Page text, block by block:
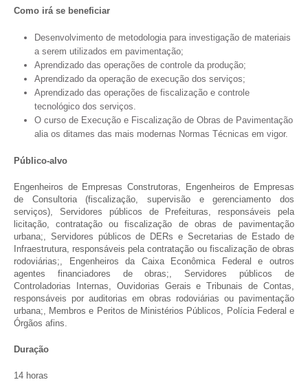
Como irá se beneficiar
Desenvolvimento de metodologia para investigação de materiais
a serem utilizados em pavimentação;
Aprendizado das operações de controle da produção;
Aprendizado da operação de execução dos serviços;
Aprendizado das operações de fiscalização e controle
tecnológico dos serviços.
O curso de Execução e Fiscalização de Obras de Pavimentação
alia os ditames das mais modernas Normas Técnicas em vigor.
Público-alvo
Engenheiros de Empresas Construtoras, Engenheiros de Empresas
de Consultoria (fiscalização, supervisão e gerenciamento dos
serviços), Servidores públicos de Prefeituras, responsáveis pela
licitação, contratação ou fiscalização de obras de pavimentação
urbana;, Servidores públicos de DERs e Secretarias de Estado de
Infraestrutura, responsáveis pela contratação ou fiscalização de obras
rodoviárias;, Engenheiros da Caixa Econômica Federal e outros
agentes financiadores de obras;, Servidores públicos de
Controladorias Internas, Ouvidorias Gerais e Tribunais de Contas,
responsáveis por auditorias em obras rodoviárias ou pavimentação
urbana;, Membros e Peritos de Ministérios Públicos, Polícia Federal e
Órgãos afins.
Duração
14 horas